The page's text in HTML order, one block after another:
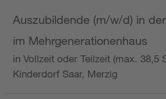
Auszubildende (m/w/d) in
im Mehrgenerationenhaus
in Vollzeit oder Teilzeit (max. 38,5
Kinderdorf Saar, Merzig